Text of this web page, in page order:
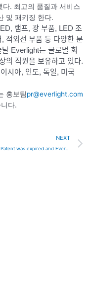
다. 최고의 품질과 서비스
및 패키징 한다.
램프, 광 부품, LED 조
적외선 부품 등 다양한 분
날 Everlight는 글로벌 회
의 직원을 보유하고 있다.
시아, 인도, 독일, 미국
홍보팀pr@everlight.com
다.
NEXT
Nichia’s Patent was expired and Everlight’s products are not affected